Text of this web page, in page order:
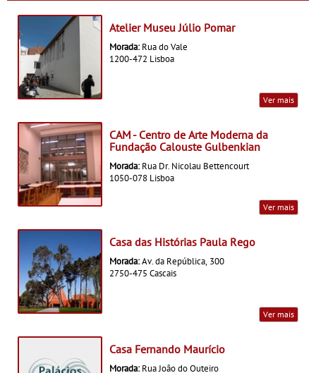
Atelier Museu Júlio Pomar
Morada: Rua do Vale
1200-472 Lisboa
Ver mais
CAM - Centro de Arte Moderna da
Fundação Calouste Gulbenkian
Morada: Rua Dr. Nicolau Bettencourt
1050-078 Lisboa
Ver mais
Casa das Histórias Paula Rego
Morada:Av. da República, 300
2750-475 Cascais
Ver mais
Casa Fernando Maurício
Morada: Rua João do Outeiro